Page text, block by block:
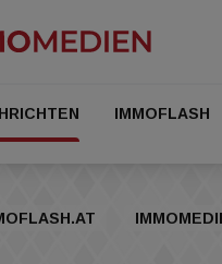
IMMOFLASH